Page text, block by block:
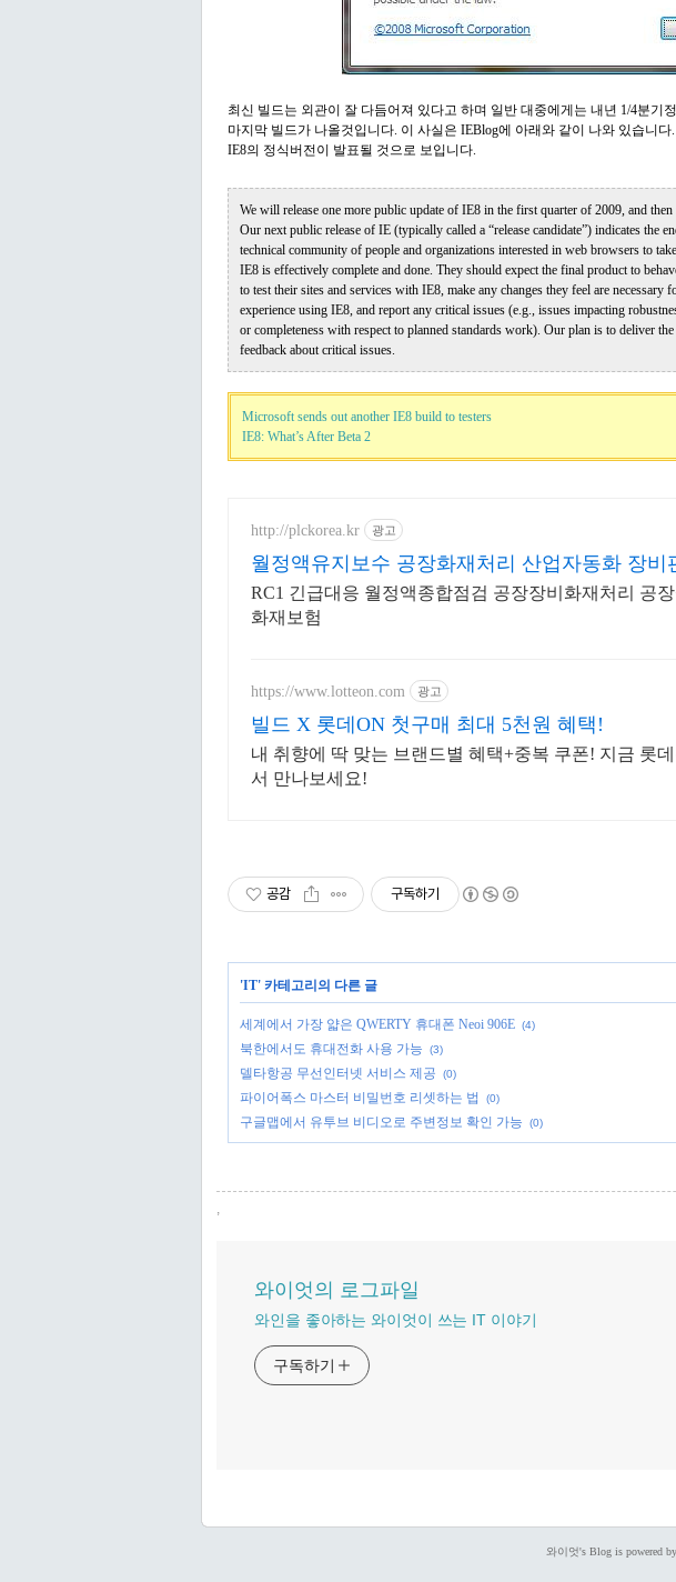
최신 빌드는 외관이 잘 다듬어져 있다고 하며 일반 대중에게는 내년 1/4분기
마지막 빌드가 나올것입니다. 이 사실은 IEBlog에 아래와 같이 나와 있습니
IE8의 정식버전이 발표될 것으로 보입니다.
We will release one more public update of IE8 in the first quarter of 2009, and
Our next public release of IE (typically called a “release candidate”) indicates the
technical community of people and organizations interested in web browsers to
IE8 is effectively complete and done. They should expect the final product to
to test their sites and services with IE8, make any changes they feel are necessary
experience using IE8, and report any critical issues (e.g., issues impacting
or completeness with respect to planned standards work). Our plan is to deliver
feedback about critical issues.
Microsoft sends out another IE8 build to testers
IE8: What’s After Beta 2
http://plckorea.kr 광고
월정액유지보수 공장화재처리 산업자동화 장비
수리보수
RC1 긴급대응 월정액종합점검 공장장비화재처리 공장
화재보험
https://www.lotteon.com 광고
빌드 X 롯데ON 첫구매 최대 5천원 혜택!
내 취향에 딱 맞는 브랜드별 혜택+중복 쿠폰! 지금 롯데
서 만나보세요!
공감 구독하기
'IT' 카테고리의 다른 글
세계에서 가장 얇은 QWERTY 휴대폰 Neoi 906E (4)
북한에서도 휴대전화 사용 가능 (3)
델타항공 무선인터넷 서비스 제공 (0)
파이어폭스 마스터 비밀번호 리셋하는 법 (0)
구글맵에서 유투브 비디오로 주변정보 확인 가능 (0)
,
와이엇의 로그파일
와인을 좋아하는 와이엇이 쓰는 IT 이야기
구독하기
와이엇's Blog is powered